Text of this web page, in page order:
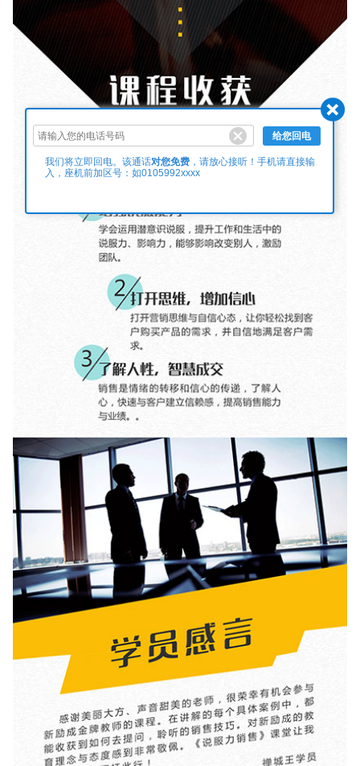
给您回电
我们将立即回电。该通话对您免费，请放心接听！手机请直接输
入，座机前加区号：如0105992xxxx